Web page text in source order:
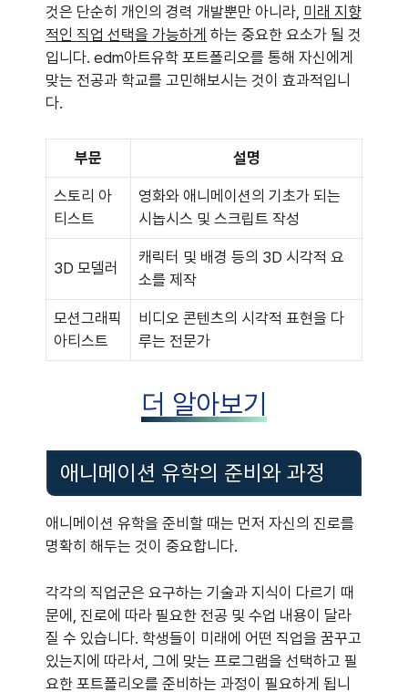
것은 단순히 개인의 경력 개발뿐만 아니라, 미래 지향
적인 직업 선택을 가능하게 하는 중요한 요소가 될 것
입니다. edm아트유학 포트폴리오를 통해 자신에게
맞는 전공과 학교를 고민해보시는 것이 효과적입니
다.
부문 설명
스토리 아
티스트
영화와 애니메이션의 기초가 되는
시놉시스 및 스크립트 작성
3D 모델러
캐릭터 및 배경 등의 3D 시각적 요
소를 제작
모션그래픽
아티스트
비디오 콘텐츠의 시각적 표현을 다
루는 전문가
더 알아보기
애니메이션 유학의 준비와 과정
애니메이션 유학을 준비할 때는 먼저 자신의 진로를
명확히 해두는 것이 중요합니다.
각각의 직업군은 요구하는 기술과 지식이 다르기 때
문에, 진로에 따라 필요한 전공 및 수업 내용이 달라
질 수 있습니다. 학생들이 미래에 어떤 직업을 꿈꾸고
있는지에 따라서, 그에 맞는 프로그램을 선택하고 필
요한 포트폴리오를 준비하는 과정이 필요하게 됩니